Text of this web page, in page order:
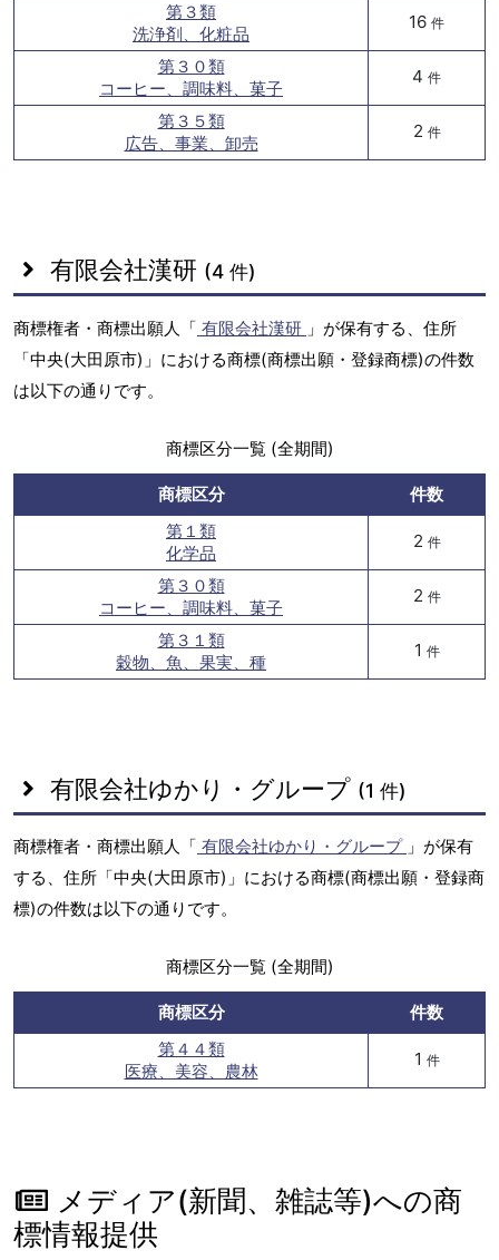
第３類
洗浄剤、化粧品
16 件
第３０類
コーヒー、調味料、菓子
4 件
第３５類
広告、事業、卸売
2 件
有限会社漢研 (4 件)
商標権者・商標出願人「 有限会社漢研 」が保有する、住所
「中央(大田原市)」における商標(商標出願・登録商標)の件数
は以下の通りです。
商標区分一覧 (全期間)
商標区分
件数
第１類
化学品
2 件
第３０類
コーヒー、調味料、菓子
2 件
第３１類
穀物、魚、果実、種
1 件
有限会社ゆかり・グループ (1 件)
商標権者・商標出願人「 有限会社ゆかり・グループ 」が保有
する、住所「中央(大田原市)」における商標(商標出願・登録商
標)の件数は以下の通りです。
商標区分一覧 (全期間)
商標区分
件数
第４４類
医療、美容、農林
1 件
メディア(新聞、雑誌等)への商
標情報提供